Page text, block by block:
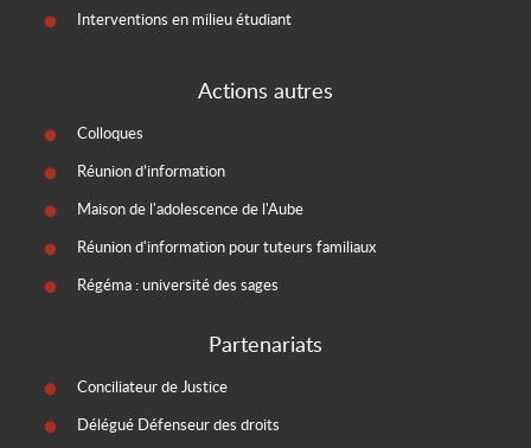
Interventions en milieu étudiant
Actions autres
Colloques
Réunion d’information
Maison de l'adolescence de l'Aube
Réunion d'information pour tuteurs familiaux
Régéma : université des sages
Partenariats
Conciliateur de Justice
Délégué Défenseur des droits